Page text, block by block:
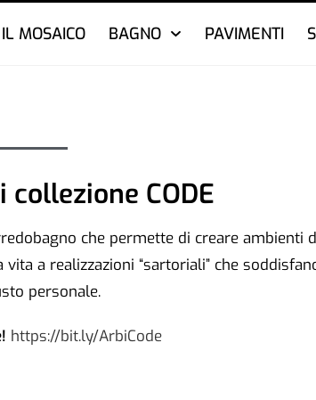
IL MOSAICO BAGNO PAVIMENTI
CODE
che permette di creare ambienti
a realizzazioni “sartoriali” che
personale.
https://bit.ly/ArbiCode